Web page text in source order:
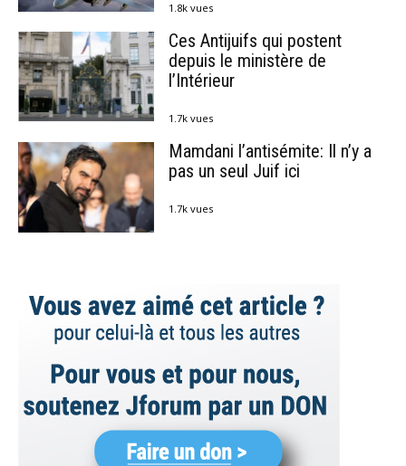
1.8k vues
Ces Antijuifs qui postent
depuis le ministère de
l’Intérieur
1.7k vues
Mamdani l’antisémite: Il n’y a
pas un seul Juif ici
1.7k vues